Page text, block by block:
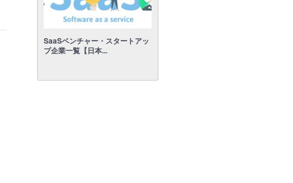
SaaSベンチャー・スタートアッ
プ企業一覧【日本...